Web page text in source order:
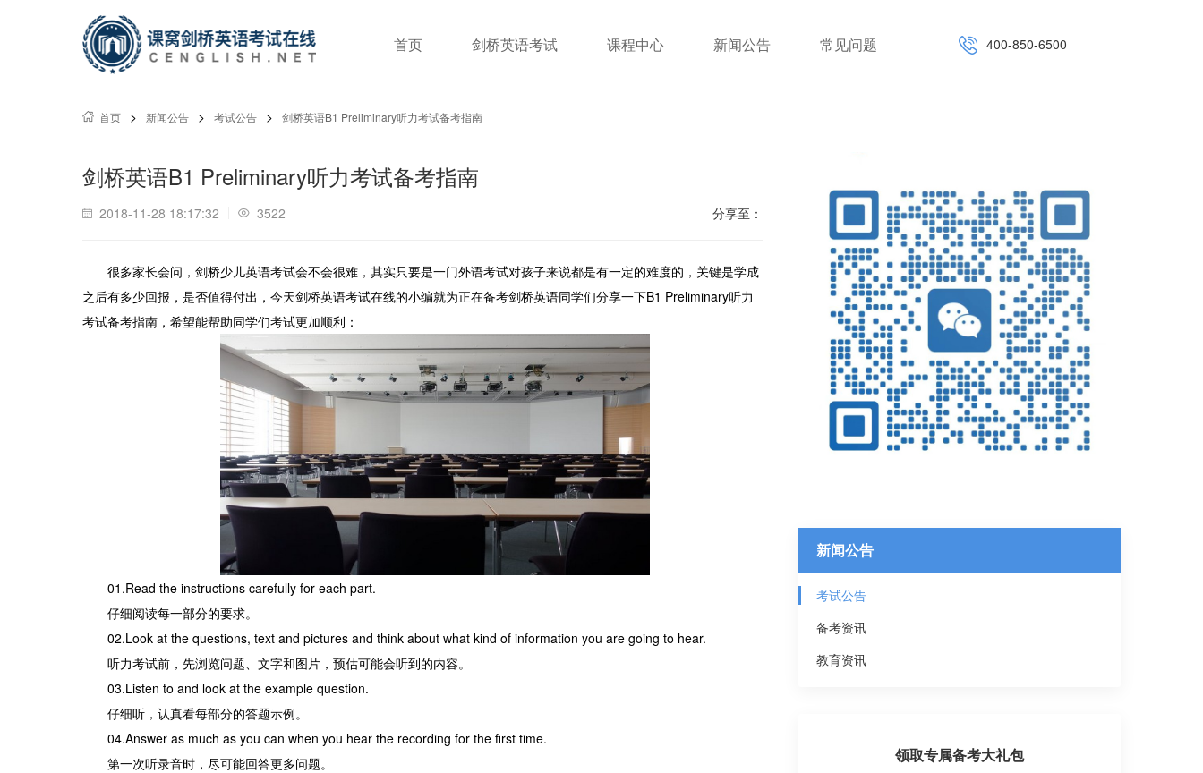
首页 剑桥英语考试 课程中心 新闻公告 常见问题 400-850-6500
首页 > 新闻公告 > 考试公告 > 剑桥英语B1 Preliminary听力考试备考指南
剑桥英语B1 Preliminary听力考试备考指南
2018-11-28 18:17:32 3522 分享至：
很多家长会问，剑桥少儿英语考试会不会很难，其实只要是一门外语考试对孩子来说都是有一定的难度的，关键是学成
之后有多少回报，是否值得付出，今天剑桥英语考试在线的小编就为正在备考剑桥英语同学们分享一下B1 Preliminary听力
考试备考指南，希望能帮助同学们考试更加顺利：
01.Read the instructions carefully for each part.
仔细阅读每一部分的要求。
02.Look at the questions, text and pictures and think about what kind of information you are going to hear.
听力考试前，先浏览问题、文字和图片，预估可能会听到的内容。
03.Listen to and look at the example question.
仔细听，认真看每部分的答题示例。
04.Answer as much as you can when you hear the recording for the first time.
第一次听录音时，尽可能回答更多问题。
新闻公告
考试公告
备考资讯
教育资讯
领取专属备考大礼包